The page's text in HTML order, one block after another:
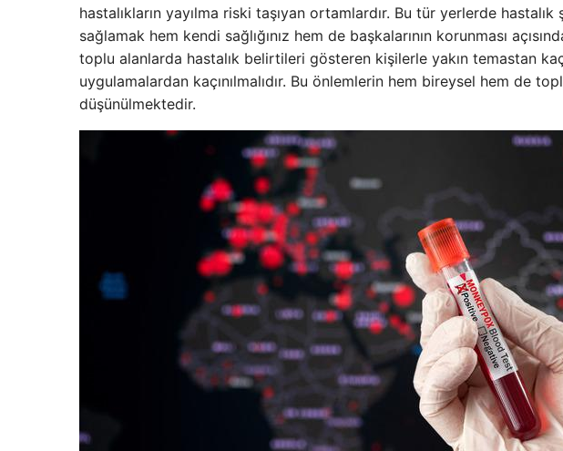
hastalıkların yayılma riski taşıyan ortamlardır. Bu tür yerlerde
sağlamak hem kendi sağlığınız hem de başkalarının korunması
toplu alanlarda hastalık belirtileri gösteren kişilerle yakın temastan
uygulamalardan kaçınılmalıdır. Bu önlemlerin hem bireysel hem de
düşünülmektedir.